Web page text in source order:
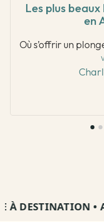
Les plus
en
Où s’offrir un
DESTINATION•